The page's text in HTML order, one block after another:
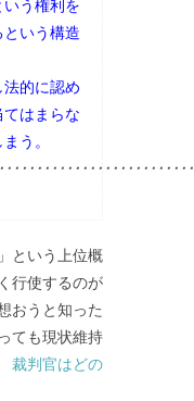
う権利を
いう構造
的に認め
はまらな
う。
･･････････････････････
という上位概
行使するのが
おうと知った
ても現状維持
裁判官はどの